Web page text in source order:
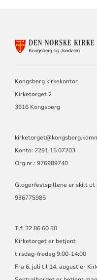
Kongsberg kirkekontor
Kirketorget 2
3616 Kongsberg
Konto: 2291.15.07203
Org.nr.: 976989740
Glogerfestspillene er skilt ut
936775985
Tlf. 32 86 60 30
Kirketorget er betjent
tirsdag-fredag 9:00-14:00
Fra 6. juli til 14. august er